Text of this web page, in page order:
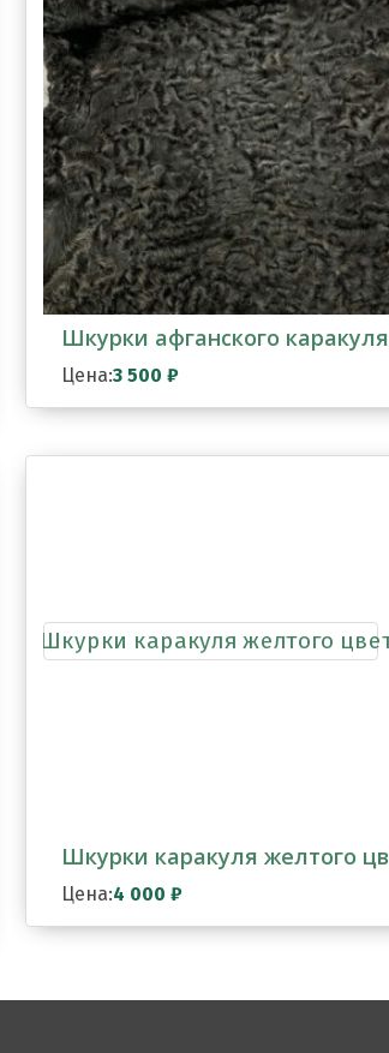
Шкурки афганского каракуля
Цена:3 500 ₽
Шкурки каракуля желтого
Цена:4 000 ₽